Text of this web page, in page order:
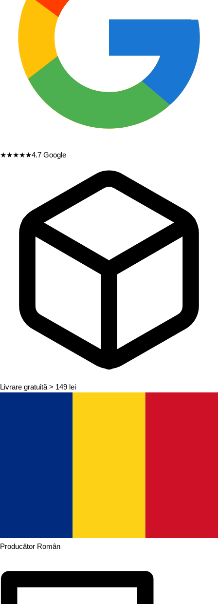
★★★★★4.7 Google
Livrare gratuită > 149 lei
Producător Român